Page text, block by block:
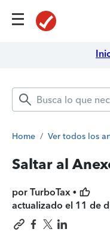
Home / Ver todos los
Saltar al
por TurboTax •
actualizado el 11 de